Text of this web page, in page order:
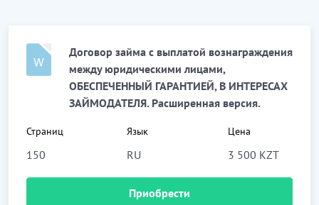
Договор займа с выплатой вознаграждения
между юридическими лицами,
ОБЕСПЕЧЕННЫЙ ГАРАНТИЕЙ, В ИНТЕРЕСАХ
ЗАЙМОДАТЕЛЯ. Расширенная версия.
Страниц
150
Язык
RU
Цена
3 500 KZT
Приобрести